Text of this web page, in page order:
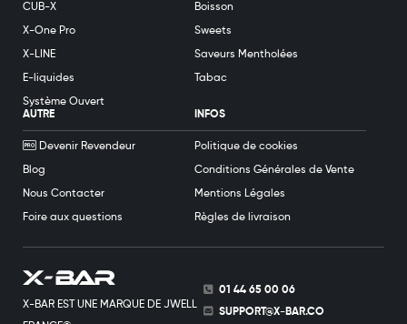
X-BAR EST UNE MARQUE DE JWELL
01 44 65 00 06
SUPPORT@X-BAR.CO
CUB-X
X-One Pro
X-LINE
E-liquides
Système Ouvert
Boisson
Sweets
Saveurs Mentholées
Tabac
AUTRE
Devenir Revendeur
Blog
Nous Contacter
Foire aux questions
INFOS
Politique de cookies
Conditions Générales de Vente
Mentions Légales
Règles de livraison